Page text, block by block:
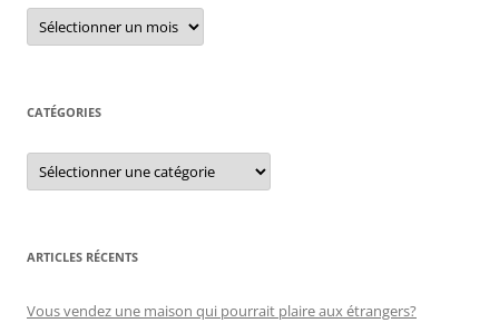
r
c
r
A
c
e
s
CATÉGORIES
C
t
r
i
ARTICLES RÉCENTS
Vous vendez une maison qui pourrait plaire aux étrangers?